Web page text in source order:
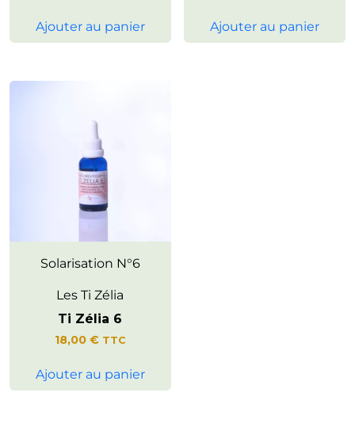
Ajouter au panier Ajouter au panier
Invite à développer l’intuition et
compréhension intérieure
Solarisation N°6
Les Ti Zélia
Ti Zélia 6
18,00 € TTC
Ajouter au panier